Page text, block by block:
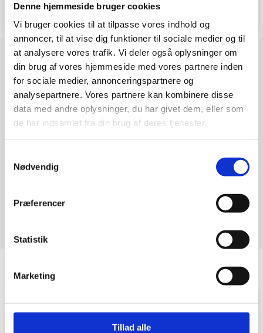
Denne hjemmeside bruger cookies
Vi bruger cookies til at tilpasse vores indhold og
annoncer, til at vise dig funktioner til sociale medier og til
at analysere vores trafik. Vi deler også oplysninger om
din brug af vores hjemmeside med vores partnere inden
for sociale medier, annonceringspartnere og
analysepartnere. Vores partnere kan kombinere disse
data med andre oplysninger, du har givet dem, eller som
de har indsamlet fra din brug af deres tjenester.
Nødvendig
Præferencer
Statistik
Marketing
Tillad alle
​Hos Dit Autoværksted har du 3 års garanti på alt service-
og reparationsarbejde!
15 års erfaring, som er med til at sikre dig høj faglighed og
serviceniveau hver gang!
Uanset problemet med din bil, så hjælper vi, og altid til en
Dit Autoværksted – Vi gør det mere personligt​. En
"Umanerlig rar og imødekommende mekaniker! Han fiksede